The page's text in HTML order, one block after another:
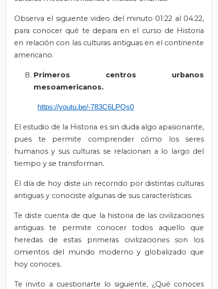
Observa el siguiente video del minuto 01:22 al 04:22,
para conocer qué te depara en el curso de Historia
en relación con las culturas antiguas en el continente
americano.
Primeros centros urbanos
mesoamericanos.
https://youtu.be/-783C6LPQs0
El estudio de la Historia es sin duda algo apasionante,
pues te permite comprender cómo los seres
humanos y sus culturas se relacionan a lo largo del
tiempo y se transforman.
El día de hoy diste un recorrido por distintas culturas
antiguas y conociste algunas de sus características.
Te diste cuenta de que la historia de las civilizaciones
antiguas te permite conocer todos aquello que
heredas de estas primeras civilizaciones son los
cimientos del mundo moderno y globalizado que
hoy conoces.
Te invito a cuestionarte lo siguiente, ¿Qué conoces